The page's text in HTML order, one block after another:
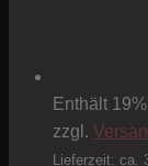
Enthält
zzgl.
Lieferzeit: ca.